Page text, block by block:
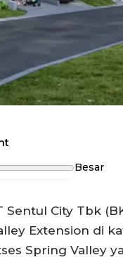
Besar
City Tbk
Extension di
Spring Valley